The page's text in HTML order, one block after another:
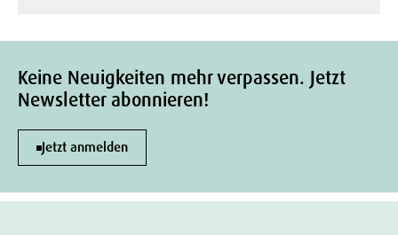
Keine Neuigkeiten mehr verpassen. Jetzt
Newsletter abonnieren!
Jetzt anmelden